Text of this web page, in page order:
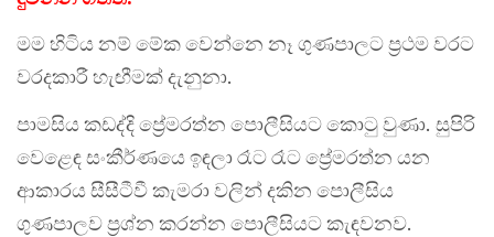
මම හිටිය නම් මේක වෙන්නෙ නෑ ගුණපාලට ප්‍රථම වරට
වරදකාරී හැඟීමක් දැනුනා.
පාමසිය කඩද්දි ප්‍රේමරත්න පොලීසියට කොටු වුණා. සුපිරි
වෙළෙඳ සංකීර්ණයෙ ඉඳලා රෑට රෑට ප්‍රේමරත්න යන
ආකාරය සීසීටීවී කැමරා වලින් දකින පොලීසිය
ගුණපාලව ප්‍රශ්න කරන්න පොලීසියට කැඳවනව.